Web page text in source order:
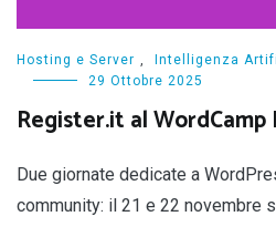
Hosting e Server , Intelligenza
29 Ottobre 2025
Register.it al WordCamp
Due giornate dedicate a
community: il 21 e 22 novembre